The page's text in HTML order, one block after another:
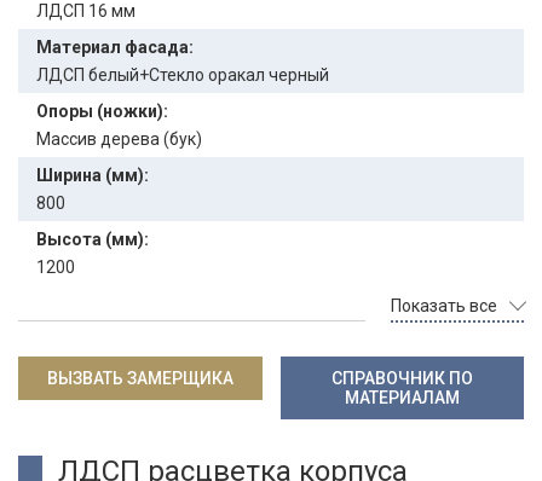
ЛДСП 16 мм
Материал фасада:
ЛДСП белый+Стекло оракал черный
Опоры (ножки):
Массив дерева (бук)
Ширина (мм):
800
Высота (мм):
1200
Показать все
ВЫЗВАТЬ ЗАМЕРЩИКА
СПРАВОЧНИК ПО
МАТЕРИАЛАМ
ЛДСП расцветка корпуса